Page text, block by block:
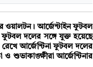
ওয়ালটন। আর্জেন্টাইন ফুটবল
ফুটবল দলের সঙ্গে যুক্ত হয়েছে
আর্জেন্টিনা ফুটবল দলের
শুভাকাঙ্ক্ষীরা আর্জেন্টিনার